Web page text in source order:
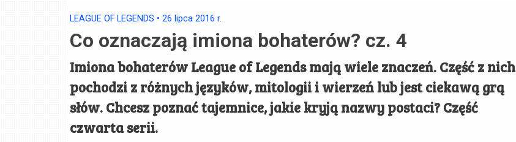
LEAGUE OF LEGENDS • 26 lipca 2016 r.
Co oznaczają imiona bohaterów? cz. 4
Imiona bohaterów League of Legends mają wiele znaczeń. Część z nich
pochodzi z różnych języków, mitologii i wierzeń lub jest ciekawą grą
słów. Chcesz poznać tajemnice, jakie kryją nazwy postaci? Część
czwarta serii.